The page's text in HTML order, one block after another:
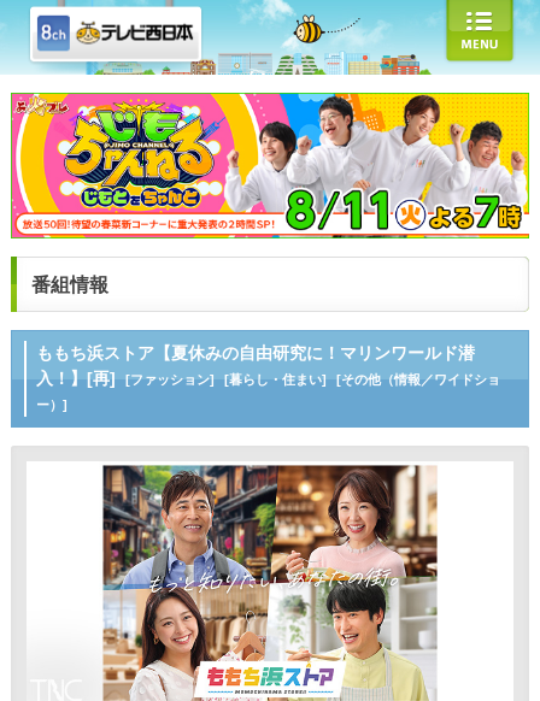
番組情報
ももち浜ストア【夏休みの自由研究に！マリンワールド潜
入！】[再]
[ファッション] [暮らし・住まい]
[その他（情報／ワイドショ
ー）]